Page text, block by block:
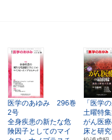
医学のあゆみ 296巻
2号
全身疾患の新たな危
険因子としてのマイ
「医学
土曜特
がん医
床と研